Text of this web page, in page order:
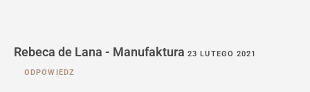
Rebeca de Lana - Manufaktura 23 LUTEGO 2021
ODPOWIEDZ